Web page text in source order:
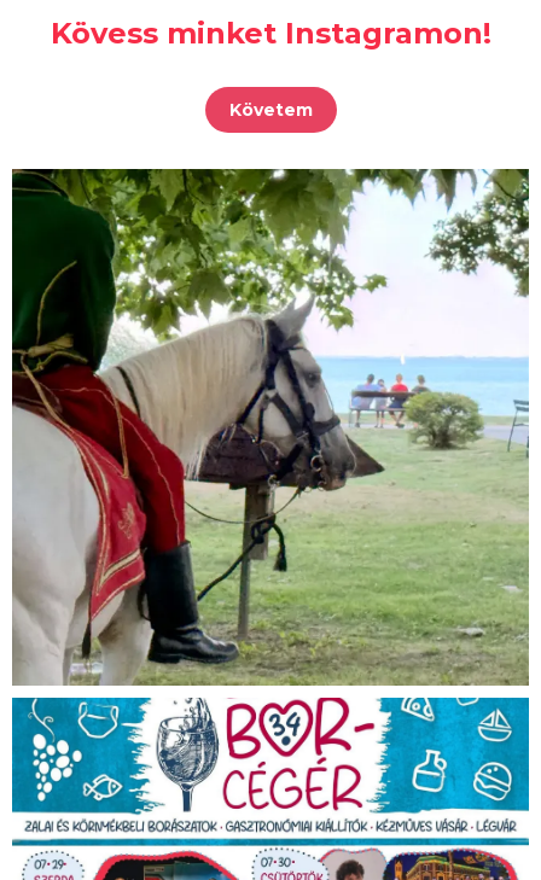
Kövess minket Instagramon!
Követem